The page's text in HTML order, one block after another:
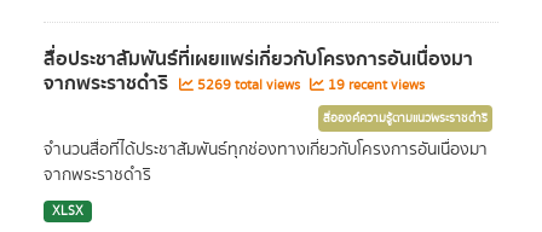
สื่อประชาสัมพันธ์ที่เผยแพร่เกี่ยวกับโครงการอันเนื่องมา
จากพระราชดำริ 5269 total views 19 recent views
สื่อองค์ความรู้ตามแนวพระราชดำริ
จำนวนสื่อที่ได้ประชาสัมพันธ์ทุกช่องทางเกี่ยวกับโครงการอันเนื่องมา
จากพระราชดำริ
XLSX